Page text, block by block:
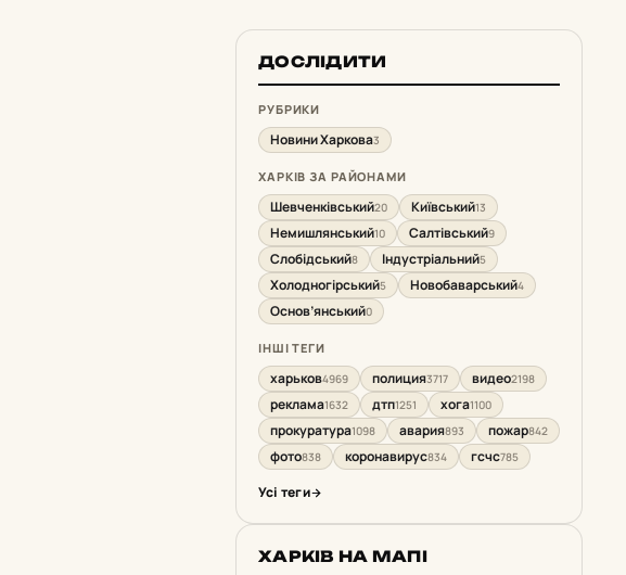
ДОСЛІДИТИ
РУБРИКИ
Новини Харкова3
ХАРКІВ ЗА РАЙОНАМИ
Шевченківський20 Київський13
Немишлянський10 Салтівський9
Слобідський8 Індустріальний5
Холодногірський5 Новобаварський4
Основ’янський0
ІНШІ ТЕГИ
харьков4969 полиция3717 видео2198
реклама1632 дтп1251 хога1100
прокуратура1098 авария893 пожар842
фото838 коронавирус834 гсчс785
Усі теги
ХАРКІВ НА МАПІ